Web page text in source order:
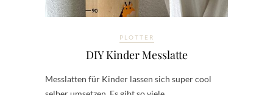
PLOTTER
DIY Kinder Messlatte
Messlatten für Kinder lassen sich super cool